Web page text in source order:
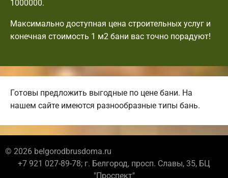
1000000.
Максимально доступная цена строительных услуг и
конечная стоимость 1 м2 бани вас точно порадуют!
Готовы предложить выгодные по цене бани. На
нашем сайте имеются разнообразные типы бань.
© 2026 belgorodbrusdoma.ru
+7 921 027-89-78; г. Белгород, просп. Славы, 35, БЦ
"Проспект"